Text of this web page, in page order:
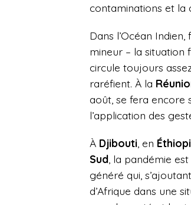
contaminations et la
Dans l’Océan Indien,
mineur – la situation
circule toujours
raréfient. À la
août, se fera encore
l’application des
À Djibouti , en
Sud , la pandémie
généré qui,
d’Afrique dans une